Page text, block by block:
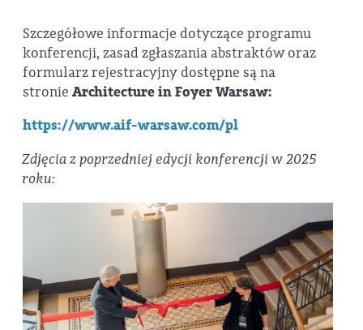
Szczegółowe informacje dotyczące programu
konferencji, zasad zgłaszania abstraktów oraz
formularz rejestracyjny dostępne są na
stronie Architecture in Foyer Warsaw:
https://www.aif-warsaw.com/pl
Zdjęcia z poprzedniej edycji konferencji w 2025
roku: